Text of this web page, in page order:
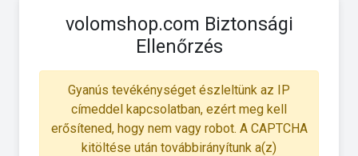
volomshop.com Biztonsági
Ellenőrzés
Gyanús tevékénységet észleltünk az IP
címeddel kapcsolatban, ezért meg kell
erősítened, hogy nem vagy robot. A CAPTCHA
kitöltése után továbbirányítunk a(z)